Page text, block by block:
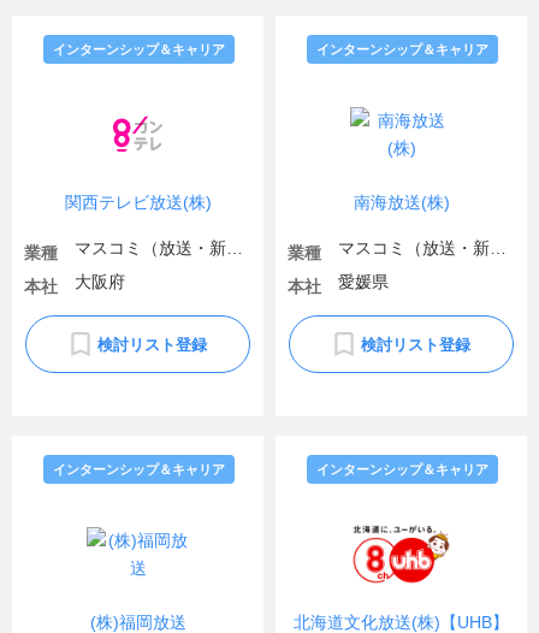
関西テレビ放送(株)
インターンシップ＆キャリア
業種
本社
大阪府
検討リスト登録
南海放送(株)
インターンシップ＆キャリア
業種
本社
愛媛県
検討リスト登録
(株)福岡放送
インターンシップ＆キャリア
北海道文化放送(株)【UHB】
インターンシップ＆キャリア